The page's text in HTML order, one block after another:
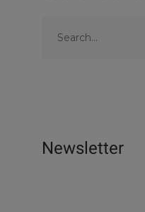
Newsletter